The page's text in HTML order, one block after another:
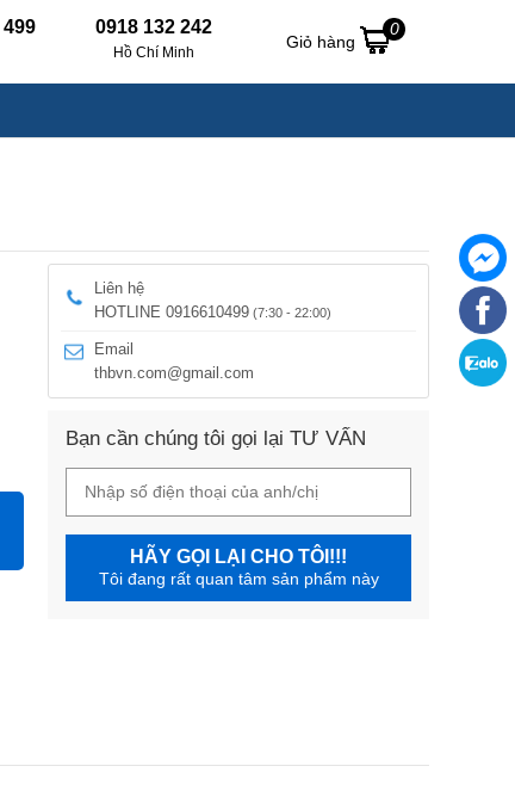
499 0918 132 242
Hồ Chí Minh
Giỏ hàng
0
Liên hệ
HOTLINE 0916610499 (7:30 - 22:00)
Email
thbvn.com@gmail.com
Bạn cần chúng tôi gọi lại TƯ VẤN
HÃY GỌI LẠI CHO TÔI!!!
Tôi đang rất quan tâm sản phẩm này